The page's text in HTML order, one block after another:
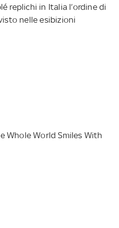
replichi in Italia l’ordine di
nelle esibizioni
Whole World Smiles With